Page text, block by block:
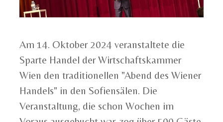
Am 14. Oktober 2024 veranstaltete die
Sparte Handel der Wirtschaftskammer
Wien den traditionellen "Abend des Wiener
Handels" in den Sofiensälen. Die
Veranstaltung, die schon Wochen im